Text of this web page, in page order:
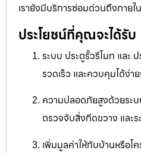
เรายังมีบริการซ่อมด่วนถึงภายใ
ประโยชน์ที่คุณจะได้รับ
ระบบ ประตูรั้วรีโมท และ
รวดเร็ว และควบคุมได้ง่า
ความปลอดภัยสูงด้วยระบ
ตรวจจับสิ่งกีดขวาง และ
เพิ่มมูลค่าให้กับบ้านหรือ